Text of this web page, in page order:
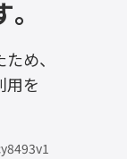
め、
用を